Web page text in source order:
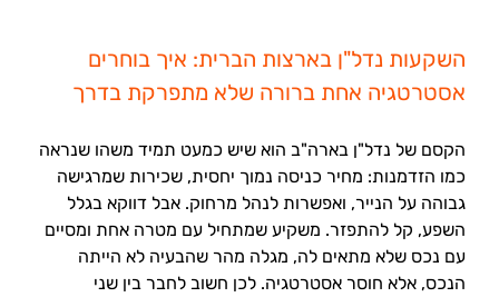
השקעות נדל"ן בארצות הברית: איך בוחרים
אסטרטגיה אחת ברורה שלא מתפרקת בדרך
הקסם של נדל"ן בארה"ב הוא שיש כמעט תמיד משהו שנראה
כמו הזדמנות: מחיר כניסה נמוך יחסית, שכירות שמרגישה
גבוהה על הנייר, ואפשרות לנהל מרחוק. אבל דווקא בגלל
השפע, קל להתפזר. משקיע שמתחיל עם מטרה אחת ומסיים
עם נכס שלא מתאים לה, מגלה מהר שהבעיה לא הייתה
הנכס, אלא חוסר אסטרטגיה. לכן חשוב לחבר בין שני